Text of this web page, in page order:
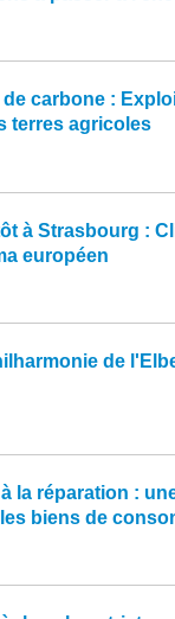
de carbone :
terres agricoles
à Strasbourg :
européen
de
la réparation :
biens de